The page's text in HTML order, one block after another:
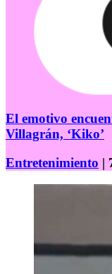
El emotivo
Villagrán, ‘Kiko’
Entretenimiento |